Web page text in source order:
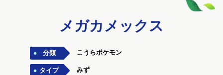
メガカメックス
分類 こうらポケモン
タイプ みず